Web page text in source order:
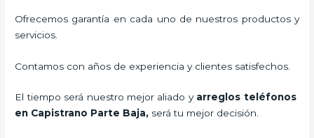
Ofrecemos garantía en cada uno de nuestros productos y
servicios.
Contamos con años de experiencia y clientes satisfechos.
El tiempo será nuestro mejor aliado y arreglos teléfonos
en Capistrano Parte Baja, será tu mejor decisión.